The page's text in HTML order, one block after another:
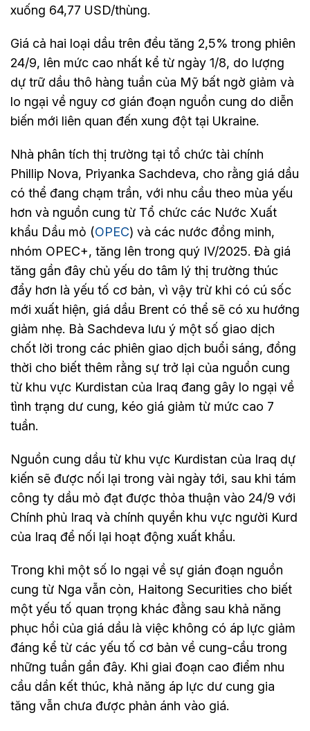
xuống 64,77 USD/thùng.
Giá cả hai loại dầu trên đều tăng 2,5% trong phiên
24/9, lên mức cao nhất kể từ ngày 1/8, do lượng
dự trữ dầu thô hàng tuần của Mỹ bất ngờ giảm và
lo ngại về nguy cơ gián đoạn nguồn cung do diễn
biến mới liên quan đến xung đột tại Ukraine.
Nhà phân tích thị trường tại tổ chức tài chính
Phillip Nova, Priyanka Sachdeva, cho rằng giá dầu
có thể đang chạm trần, với nhu cầu theo mùa yếu
hơn và nguồn cung từ Tổ chức các Nước Xuất
khẩu Dầu mỏ (OPEC) và các nước đồng minh,
nhóm OPEC+, tăng lên trong quý IV/2025. Đà giá
tăng gần đây chủ yếu do tâm lý thị trường thúc
đẩy hơn là yếu tố cơ bản, vì vậy trừ khi có cú sốc
mới xuất hiện, giá dầu Brent có thể sẽ có xu hướng
giảm nhẹ. Bà Sachdeva lưu ý một số giao dịch
chốt lời trong các phiên giao dịch buổi sáng, đồng
thời cho biết thêm rằng sự trở lại của nguồn cung
từ khu vực Kurdistan của Iraq đang gây lo ngại về
tình trạng dư cung, kéo giá giảm từ mức cao 7
tuần.
Nguồn cung dầu từ khu vực Kurdistan của Iraq dự
kiến sẽ được nối lại trong vài ngày tới, sau khi tám
công ty dầu mỏ đạt được thỏa thuận vào 24/9 với
Chính phủ Iraq và chính quyền khu vực người Kurd
của Iraq để nối lại hoạt động xuất khẩu.
Trong khi một số lo ngại về sự gián đoạn nguồn
cung từ Nga vẫn còn, Haitong Securities cho biết
một yếu tố quan trọng khác đằng sau khả năng
phục hồi của giá dầu là việc không có áp lực giảm
đáng kể từ các yếu tố cơ bản về cung-cầu trong
những tuần gần đây. Khi giai đoạn cao điểm nhu
cầu dần kết thúc, khả năng áp lực dư cung gia
tăng vẫn chưa được phản ánh vào giá.